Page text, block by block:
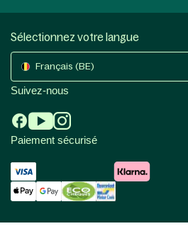
Sélectionnez votre langue
Français (BE)
Suivez-nous
Paiement sécurisé